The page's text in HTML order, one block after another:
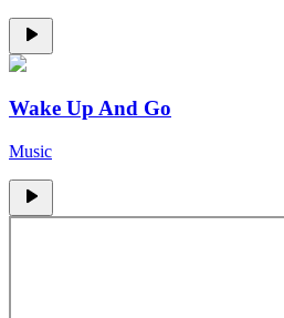
Wake Up And Go
Music